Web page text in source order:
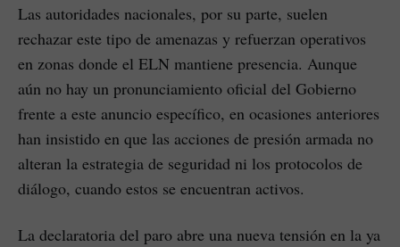
Las autoridades nacionales, por su parte, suelen
rechazar este tipo de amenazas y refuerzan operativos
en zonas donde el ELN mantiene presencia. Aunque
aún no hay un pronunciamiento oficial del Gobierno
frente a este anuncio específico, en ocasiones anteriores
han insistido en que las acciones de presión armada no
alteran la estrategia de seguridad ni los protocolos de
diálogo, cuando estos se encuentran activos.
La declaratoria del paro abre una nueva tensión en la ya